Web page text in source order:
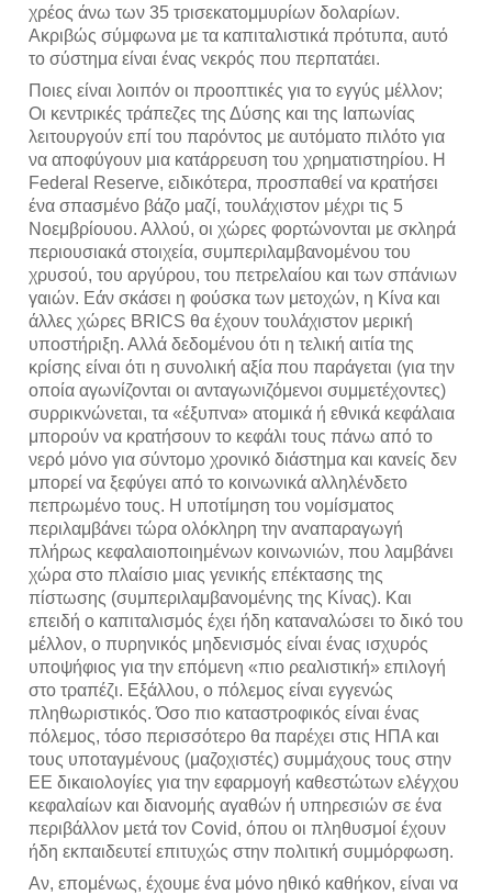
χρέος άνω των 35 τρισεκατομμυρίων δολαρίων.
Ακριβώς σύμφωνα με τα καπιταλιστικά πρότυπα, αυτό
το σύστημα είναι ένας νεκρός που περπατάει.
Ποιες είναι λοιπόν οι προοπτικές για το εγγύς μέλλον;
Οι κεντρικές τράπεζες της Δύσης και της Ιαπωνίας
λειτουργούν επί του παρόντος με αυτόματο πιλότο για
να αποφύγουν μια κατάρρευση του χρηματιστηρίου. Η
Federal Reserve, ειδικότερα, προσπαθεί να κρατήσει
ένα σπασμένο βάζο μαζί, τουλάχιστον μέχρι τις 5
Νοεμβρίουου. Αλλού, οι χώρες φορτώνονται με σκληρά
περιουσιακά στοιχεία, συμπεριλαμβανομένου του
χρυσού, του αργύρου, του πετρελαίου και των σπάνιων
γαιών. Εάν σκάσει η φούσκα των μετοχών, η Κίνα και
άλλες χώρες BRICS θα έχουν τουλάχιστον μερική
υποστήριξη. Αλλά δεδομένου ότι η τελική αιτία της
κρίσης είναι ότι η συνολική αξία που παράγεται (για την
οποία αγωνίζονται οι ανταγωνιζόμενοι συμμετέχοντες)
συρρικνώνεται, τα «έξυπνα» ατομικά ή εθνικά κεφάλαια
μπορούν να κρατήσουν το κεφάλι τους πάνω από το
νερό μόνο για σύντομο χρονικό διάστημα και κανείς δεν
μπορεί να ξεφύγει από το κοινωνικά αλληλένδετο
πεπρωμένο τους. Η υποτίμηση του νομίσματος
περιλαμβάνει τώρα ολόκληρη την αναπαραγωγή
πλήρως κεφαλαιοποιημένων κοινωνιών, που λαμβάνει
χώρα στο πλαίσιο μιας γενικής επέκτασης της
πίστωσης (συμπεριλαμβανομένης της Κίνας). Και
επειδή ο καπιταλισμός έχει ήδη καταναλώσει το δικό του
μέλλον, ο πυρηνικός μηδενισμός είναι ένας ισχυρός
υποψήφιος για την επόμενη «πιο ρεαλιστική» επιλογή
στο τραπέζι. Εξάλλου, ο πόλεμος είναι εγγενώς
πληθωριστικός. Όσο πιο καταστροφικός είναι ένας
πόλεμος, τόσο περισσότερο θα παρέχει στις ΗΠΑ και
τους υποταγμένους (μαζοχιστές) συμμάχους τους στην
ΕΕ δικαιολογίες για την εφαρμογή καθεστώτων ελέγχου
κεφαλαίων και διανομής αγαθών ή υπηρεσιών σε ένα
περιβάλλον μετά τον Covid, όπου οι πληθυσμοί έχουν
ήδη εκπαιδευτεί επιτυχώς στην πολιτική συμμόρφωση.
Αν, επομένως, έχουμε ένα μόνο ηθικό καθήκον, είναι να